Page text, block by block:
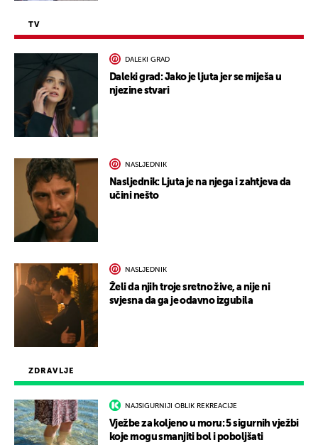
ZDRAVLJE
NAJSIGURNIJI OBLIK REKREACIJE
Vježbe za koljeno u moru: 5 sigurnih vježbi
koje mogu smanjiti bol i poboljšati
TV
DALEKI GRAD
Daleki grad: Jako je ljuta jer se miješa u
njezine stvari
NASLJEDNIK
Nasljednik: Ljuta je na njega i zahtjeva da
učini nešto
NASLJEDNIK
Želi da njih troje sretno žive, a nije ni
svjesna da ga je odavno izgubila